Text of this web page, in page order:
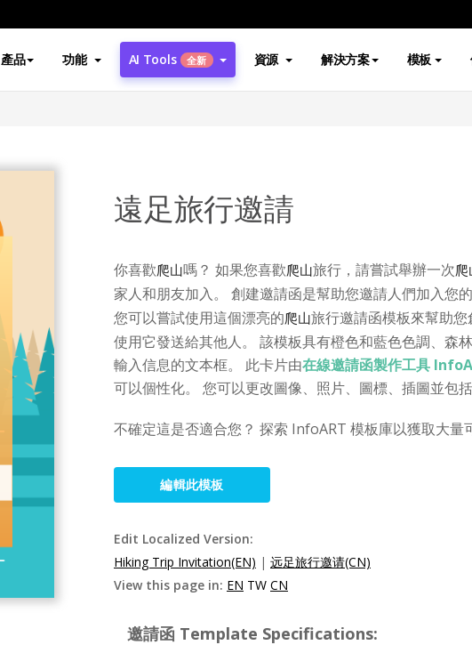
產品 功能 AI Tools 全新 資源 解決方案 模板
遠足旅行邀請
你喜歡爬山嗎？ 如果您喜歡爬山旅行，請嘗試舉辦一次爬
家人和朋友加入。 創建邀請函是幫助您邀請人們加入您的
您可以嘗試使用這個漂亮的爬山旅行邀請函模板來幫助
使用它發送給其他人。 該模板具有橙色和藍色色調、森
輸入信息的文本框。 此卡片由在線邀請函製作工具
可以個性化。 您可以更改圖像、照片、圖標、插圖並包括
不確定這是否適合您？ 探索 InfoART 模板庫以獲取大量
編輯此模板
Edit Localized Version:
Hiking Trip Invitation(EN) | 远足旅行邀请(CN)
View this page in: EN TW CN
邀請函 Template Specifications: